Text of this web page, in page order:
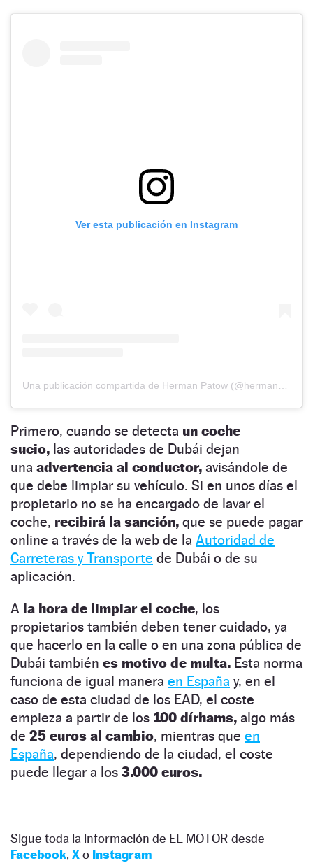
Ver esta publicación en Instagram
Una publicación compartida de Herman Patow (@hermanpatowb)
Primero, cuando se detecta un coche
sucio, las autoridades de Dubái dejan
una advertencia al conductor, avisándole de
que debe limpiar su vehículo. Si en unos días el
propietario no se ha encargado de lavar el
coche, recibirá la sanción, que se puede pagar
online a través de la web de la Autoridad de
Carreteras y Transporte de Dubái o de su
aplicación.
A la hora de limpiar el coche, los
propietarios también deben tener cuidado, ya
que hacerlo en la calle o en una zona pública de
Dubái también es motivo de multa. Esta norma
funciona de igual manera en España y, en el
caso de esta ciudad de los EAD, el coste
empieza a partir de los 100 dírhams, algo más
de 25 euros al cambio, mientras que en
España, dependiendo de la ciudad, el coste
puede llegar a los 3.000 euros.
Sigue toda la información de EL MOTOR desde
Facebook, Xo Instagram